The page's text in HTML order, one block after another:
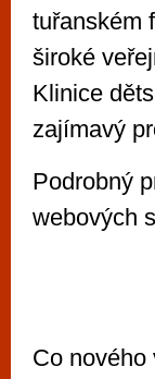
tuřanském
široké
Klinice
zajímavý
Podrobný
webových
Co nového